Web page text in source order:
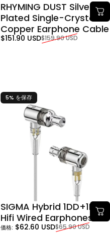
RHYMING DUST Silver-
Plated Single-Crystal
Copper Earphone Cable
販売価格
$151.90 USD
通常価格 $159.90 USD
5% を保存
SIGMA Hybrid 1DD+1BA
Hifi Wired Earphones
販売価格
価格: $62.60 USD
通常価格 $65.90 USD